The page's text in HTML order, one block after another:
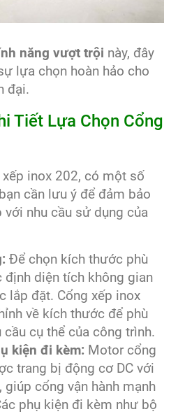
năng vượt trội này, đây
lựa chọn hoàn hảo cho
đại.
Tiết Lựa Chọn Cổng
inox 202, có một số
cần lưu ý để đảm bảo
với nhu cầu sử dụng của
Để chọn kích thước phù
định diện tích không gian
lắp đặt. Cổng xếp inox
về kích thước để phù
cụ thể của công trình.
kiện đi kèm: Motor cổng
trang bị động cơ DC với
giúp cổng vận hành mạnh
phụ kiện đi kèm như bộ